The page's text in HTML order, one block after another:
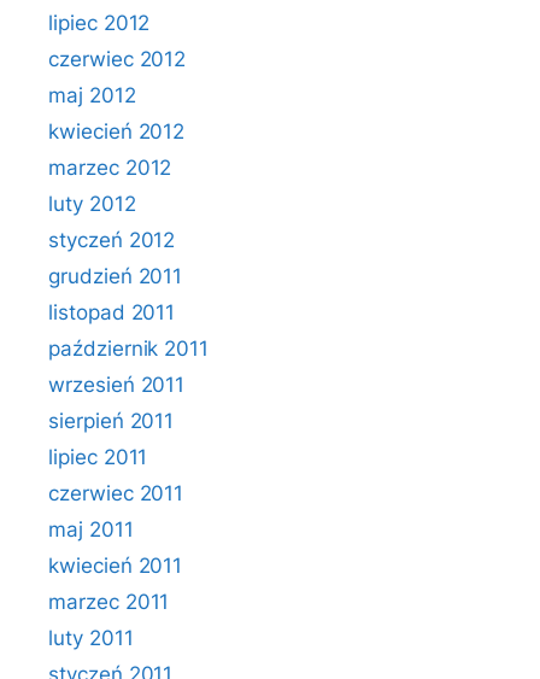
lipiec 2012
czerwiec 2012
maj 2012
kwiecień 2012
marzec 2012
luty 2012
styczeń 2012
grudzień 2011
listopad 2011
październik 2011
wrzesień 2011
sierpień 2011
lipiec 2011
czerwiec 2011
maj 2011
kwiecień 2011
marzec 2011
luty 2011
styczeń 2011